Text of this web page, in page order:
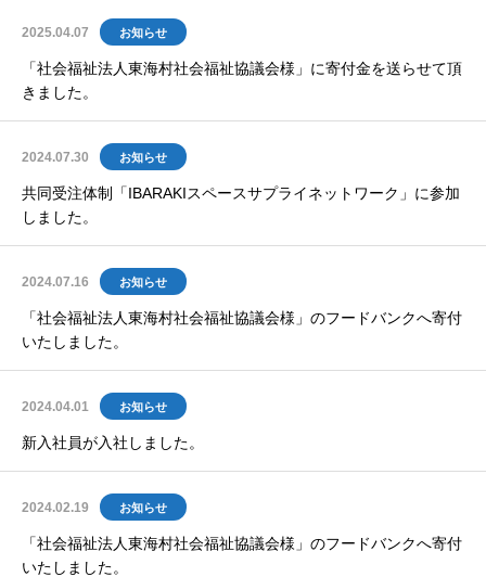
2025.04.07 お知らせ
「社会福祉法人東海村社会福祉協議会様」に寄付金を送らせて頂
きました。
2024.07.30 お知らせ
共同受注体制「IBARAKIスペースサプライネットワーク」に参加
しました。
2024.07.16 お知らせ
「社会福祉法人東海村社会福祉協議会様」のフードバンクへ寄付
いたしました。
2024.04.01 お知らせ
新入社員が入社しました。
2024.02.19 お知らせ
「社会福祉法人東海村社会福祉協議会様」のフードバンクへ寄付
いたしました。